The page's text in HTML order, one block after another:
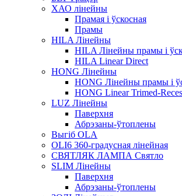
ХАО лінейны
Прамая і ўскосная
Прамы
HILA Лінейны
HILA Лінейны прамы і
HILA Linear Direct
HONG Лінейны
HONG Лінейны прамы і
HONG Linear Trimed-
LUZ Лінейны
Паверхня
Абрэзаны-ўтоплены
Выгіб OLA
OLI6 360-градусная лінейная
СВЯТЛЯК ЛАМПА Святло
SLIM Лінейны
Паверхня
Абрэзаны-ўтоплены